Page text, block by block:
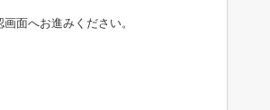
面へお進みください。